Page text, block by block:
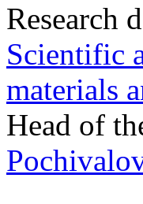
Research
Scientific
materials
Head of